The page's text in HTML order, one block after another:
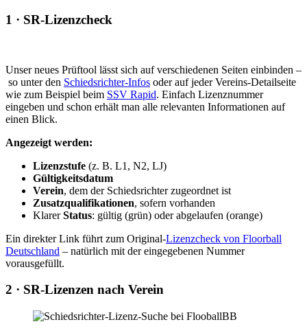
1 · SR-Lizenzcheck
Unser neues Prüftool lässt sich auf verschiedenen Seiten einbinden –
so unter den Schiedsrichter-Infos oder auf jeder Vereins-Detailseite
wie zum Beispiel beim SSV Rapid. Einfach Lizenznummer
eingeben und schon erhält man alle relevanten Informationen auf
einen Blick.
Angezeigt werden:
Lizenzstufe (z. B. L1, N2, LJ)
Gültigkeitsdatum
Verein, dem der Schiedsrichter zugeordnet ist
Zusatzqualifikationen, sofern vorhanden
KlarerStatus: gültig (grün) oder abgelaufen (orange)
Ein direkter Link führt zum Original-Lizenzcheck von Floorball
Deutschland – natürlich mit der eingegebenen Nummer
vorausgefüllt.
2 · SR-Lizenzen nach Verein